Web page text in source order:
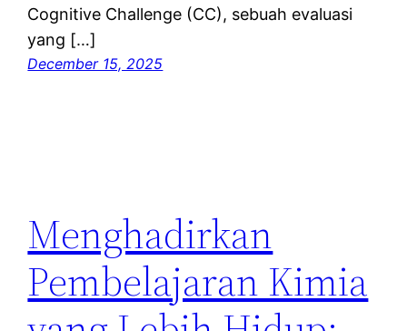
Cognitive Challenge (CC), sebuah evaluasi
yang […]
December 15, 2025
Menghadirkan
Pembelajaran Kimia